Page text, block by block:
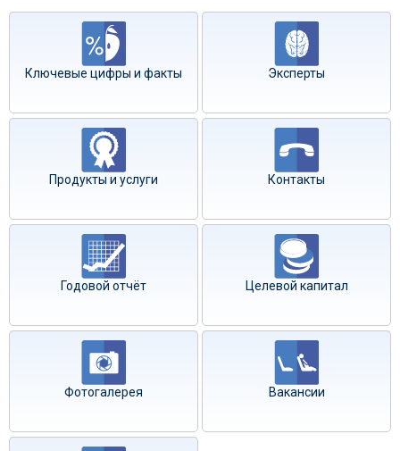
Ключевые цифры и факты Эксперты
Продукты и услуги Контакты
Годовой отчёт Целевой капитал
Фотогалерея Вакансии